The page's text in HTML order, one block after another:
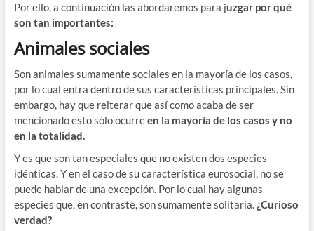
Por ello, a continuación las abordaremos para juzgar por qué
son tan importantes:
Animales sociales
Son animales sumamente sociales en la mayoría de los casos,
por lo cual entra dentro de sus características principales. Sin
embargo, hay que reiterar que así como acaba de ser
mencionado esto sólo ocurreen la mayoría de los casos y no
en la totalidad.
Y es que son tan especiales que no existen dos especies
idénticas. Y en el caso de su característica eurosocial, no se
puede hablar de una excepción. Por lo cual hay algunas
especies que, en contraste, son sumamente solitaria. ¿Curioso
verdad?